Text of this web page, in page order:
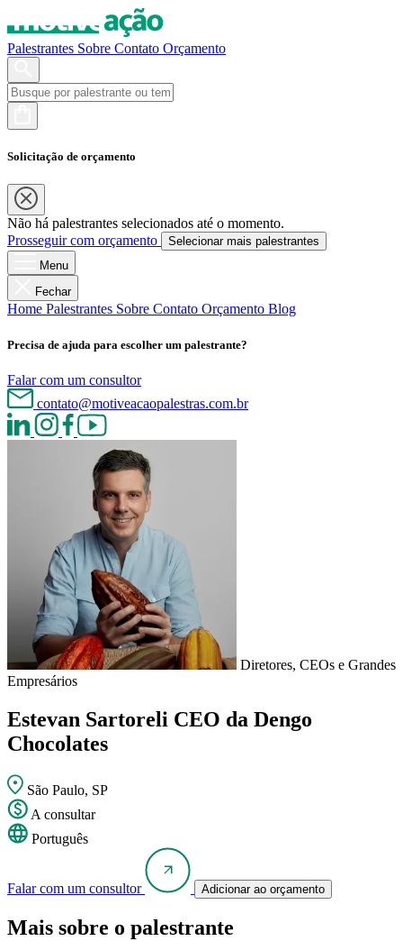
Palestrantes Sobre Contato Orçamento
Solicitação de orçamento
Não há palestrantes selecionados até o momento.
Prosseguir com orçamento
Selecionar mais palestrantes
Menu
Fechar
Home Palestrantes Sobre Contato Orçamento Blog
Precisa de ajuda para escolher um palestrante?
Falar com um consultor
contato@motiveacaopalestras.com.br
Diretores, CEOs e Grandes
Empresários
Estevan Sartoreli CEO da Dengo
Chocolates
São Paulo, SP
A consultar
Português
Falar com um consultor Adicionar ao orçamento
Mais sobre o palestrante